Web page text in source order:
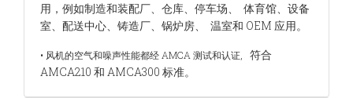
用，例如制造和装配厂、仓库、停车场、
体育馆、设备
室、配送中心、铸造厂、锅炉房、
温室和 OEM 应用。
• 风机的空气和噪声性能都经 AMCA 测试和认证,
符合
AMCA210 和 AMCA300 标准。